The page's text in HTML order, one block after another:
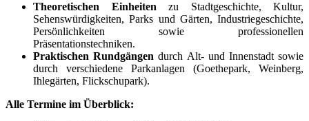
Theoretischen Einheiten zu Stadtgeschichte, Kultur,
Sehenswürdigkeiten, Parks und Gärten, Industriegeschichte,
Persönlichkeiten sowie professionellen
Präsentationstechniken.
Praktischen Rundgängen durch Alt- und Innenstadt sowie
durch verschiedene Parkanlagen (Goethepark, Weinberg,
Ihlegärten, Flickschupark).
Alle Termine im Überblick: